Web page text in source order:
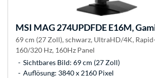
MSI MAG 274UPDFDE E16M,
69 cm (27 Zoll), schwarz, UltraHD/4K,
160/320 Hz, 160Hz Panel
Sichtbares Bild: 69 cm (27 Zoll)
Auflösung: 3840 x 2160 Pixel